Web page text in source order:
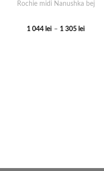
Rochie midi Nanushka bej
1 044 lei – 1 305 leiInterval